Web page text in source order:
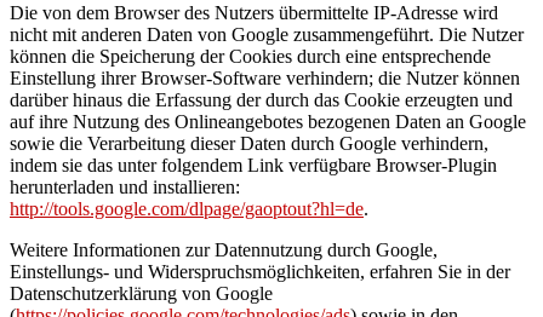
Die von dem Browser des Nutzers übermittelte IP-Adresse wird
nicht mit anderen Daten von Google zusammengeführt. Die Nutzer
können die Speicherung der Cookies durch eine entsprechende
Einstellung ihrer Browser-Software verhindern; die Nutzer können
darüber hinaus die Erfassung der durch das Cookie erzeugten und
auf ihre Nutzung des Onlineangebotes bezogenen Daten an Google
sowie die Verarbeitung dieser Daten durch Google verhindern,
indem sie das unter folgendem Link verfügbare Browser-Plugin
herunterladen und installieren:
http://tools.google.com/dlpage/gaoptout?hl=de.
Weitere Informationen zur Datennutzung durch Google,
Einstellungs- und Widerspruchsmöglichkeiten, erfahren Sie in der
Datenschutzerklärung von Google